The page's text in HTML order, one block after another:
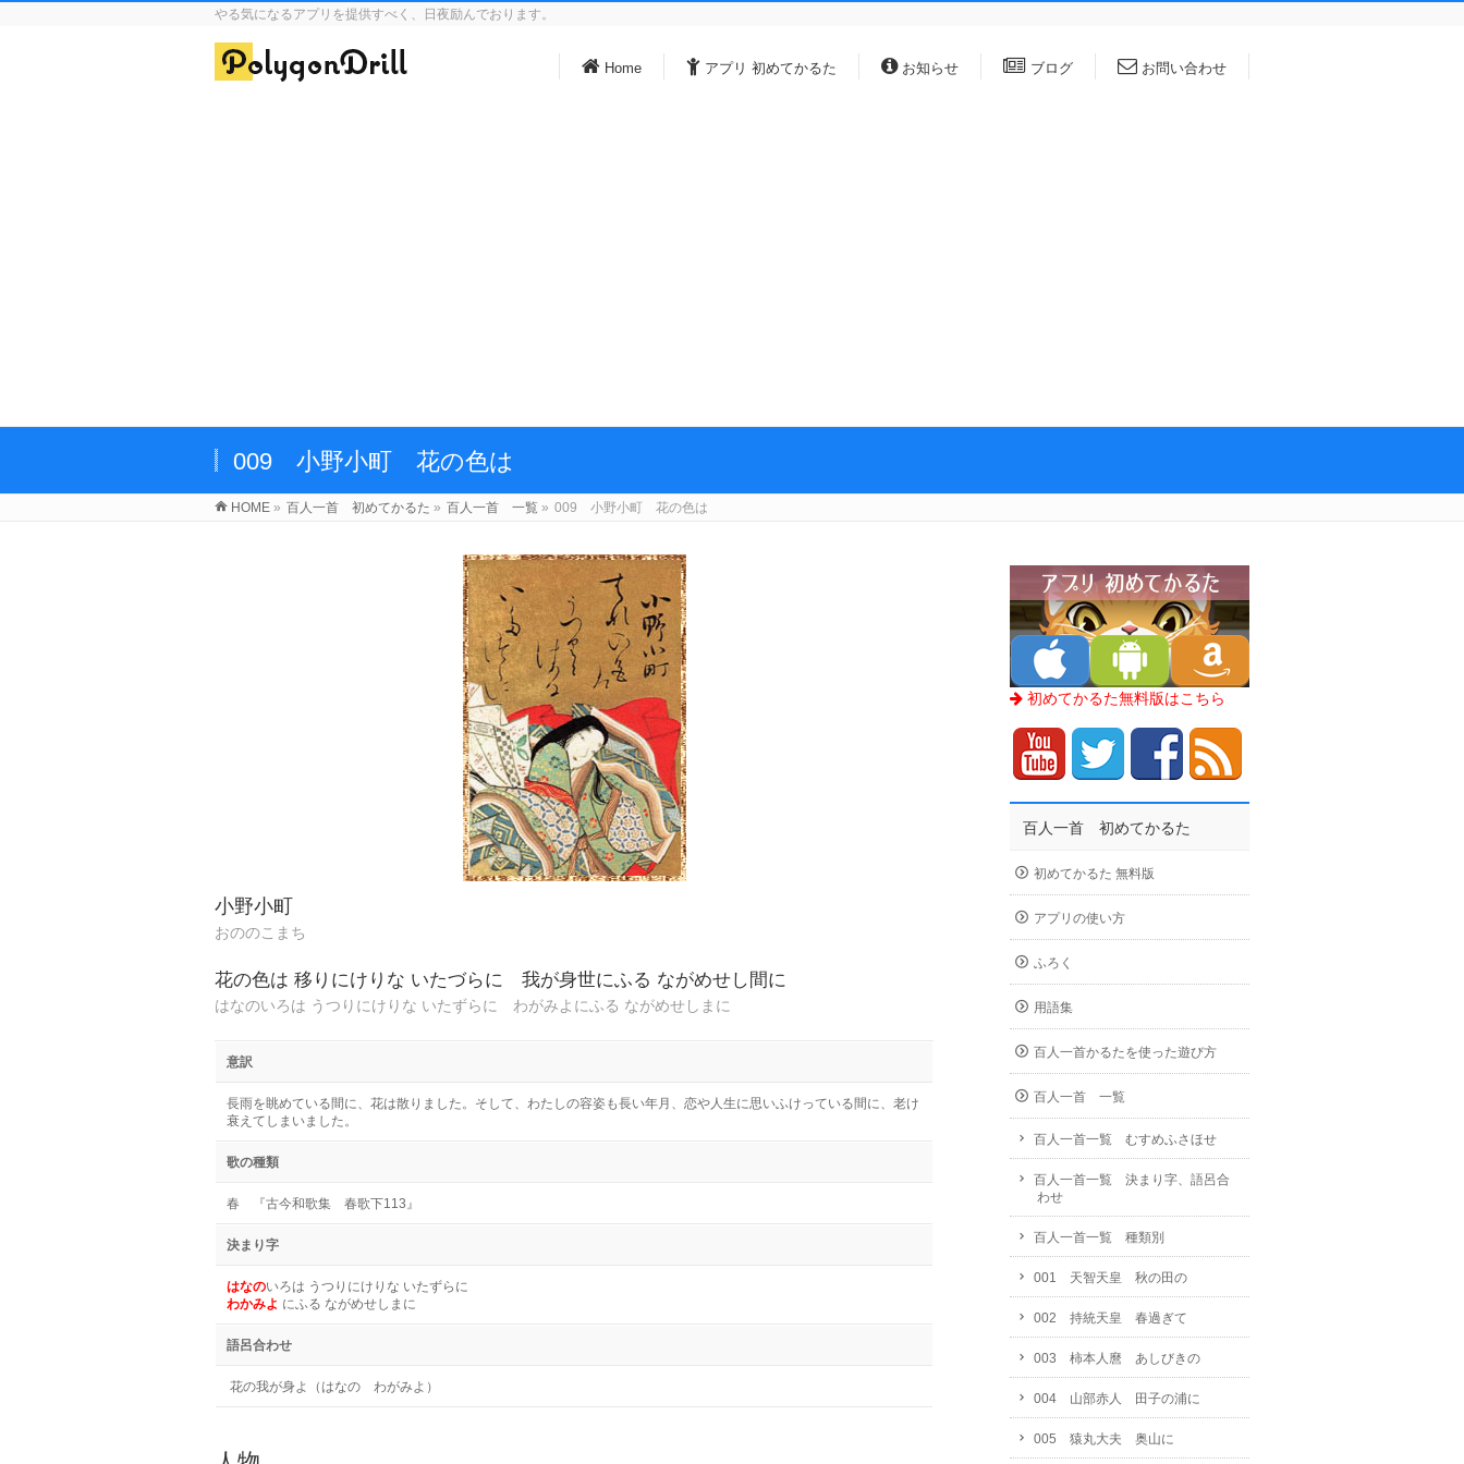
やる気になるアプリを提供すべく、日夜励んでおります。
Home アプリ 初めてかるた お知らせ ブログ お問い合わせ
009 小野小町 花の色は
HOME » 百人一首 初めてかるた » 百人一首 一覧 » 009 小野小町 花の色は
小野小町
おののこまち
花の色は 移りにけりな いたづらに 我が身世にふる ながめせし間に
はなのいろは うつりにけりな いたずらに わがみよにふる ながめせしまに
意訳
長雨を眺めている間に、花は散りました。そして、わたしの容姿も長い年月、恋や人生に思いふけっている間に、老け
衰えてしまいました。
歌の種類
春 『古今和歌集 春歌下113』
決まり字
はなのいろは うつりにけりな いたずらに
わかみよ にふる ながめせしまに
語呂合わせ
花の我が身よ（はなの わがみよ）
初めてかるた無料版はこちら
百人一首 初めてかるた
初めてかるた 無料版
アプリの使い方
ふろく
用語集
百人一首かるたを使った遊び方
百人一首 一覧
百人一首一覧 むすめふさほせ
百人一首一覧 決まり字、語呂合
わせ
百人一首一覧 種類別
001 天智天皇 秋の田の
002 持統天皇 春過ぎて
003 柿本人麿 あしびきの
004 山部赤人 田子の浦に
005 猿丸大夫 奥山に